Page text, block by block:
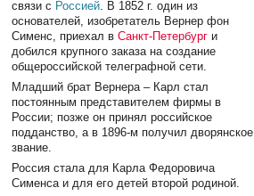
связи с Россией . В 1852 г. один из
основателей, изобретатель Вернер фон
Сименс, приехал вСанкт-Петербург и
добился крупного заказа на создание
общероссийской телеграфной сети.
Младший брат Вернера – Карл стал
постоянным представителем фирмы в
России; позже он принял российское
подданство, а в 1896-м получил дворянское
звание.
Россия стала для Карла Федоровича
Сименса и для его детей второй родиной.